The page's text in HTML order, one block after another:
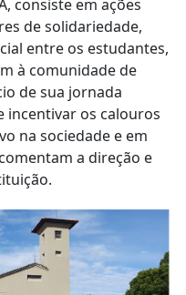
consiste em ações
de solidariedade,
entre os estudantes,
à comunidade de
de sua jornada
incentivar os calouros
na sociedade e em
a direção e